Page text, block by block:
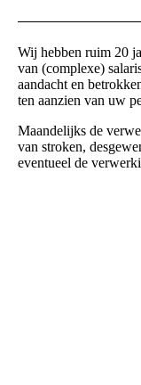
Wij hebben ruim 20
van (complexe)
aandacht en
ten aanzien van uw
Maandelijks de
van stroken,
eventueel de